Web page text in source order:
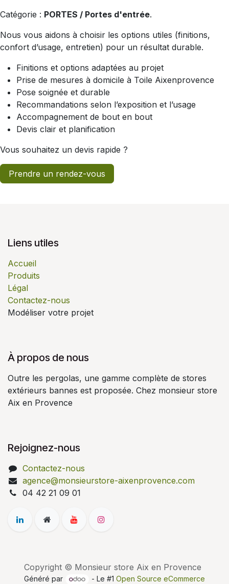
Catégorie : PORTES / Portes d'entrée.
Nous vous aidons à choisir les options utiles (finitions,
confort d’usage, entretien) pour un résultat durable.
Finitions et options adaptées au projet
Prise de mesures à domicile à Toile Aixenprovence
Pose soignée et durable
Recommandations selon l’exposition et l’usage
Accompagnement de bout en bout
Devis clair et planification
Vous souhaitez un devis rapide ?
Prendre un rendez-vous
Liens utiles
Accueil
Produits
Légal
Contactez-nous
Modéliser votre projet
À propos de nous
Outre les pergolas, une gamme complète de stores
extérieurs bannes est proposée. Chez monsieur store
Aix en Provence
Rejoignez-nous
Contactez-nous
agence@monsieurstore-aixenprovence.com
04 42 21 09 01
Copyright © Monsieur store Aix en Provence
Généré par - Le #1Open Source eCommerce